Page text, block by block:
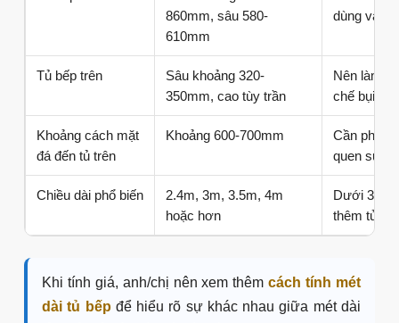
860mm, sâu 580-
610mm
dùng và vị
Tủ bếp trên
Sâu khoảng 320-
350mm, cao tùy trần
Nên làm
chế bụi
Khoảng cách mặt
đá đến tủ trên
Khoảng 600-700mm
Cần phù
quen sử
Chiều dài phổ biến
2.4m, 3m, 3.5m, 4m
hoặc hơn
Dưới 3m
thêm tủ
Khi tính giá, anh/chị nên xem thêmcách tính mét
dài tủ bếpđể hiểu rõ sự khác nhau giữa mét dài